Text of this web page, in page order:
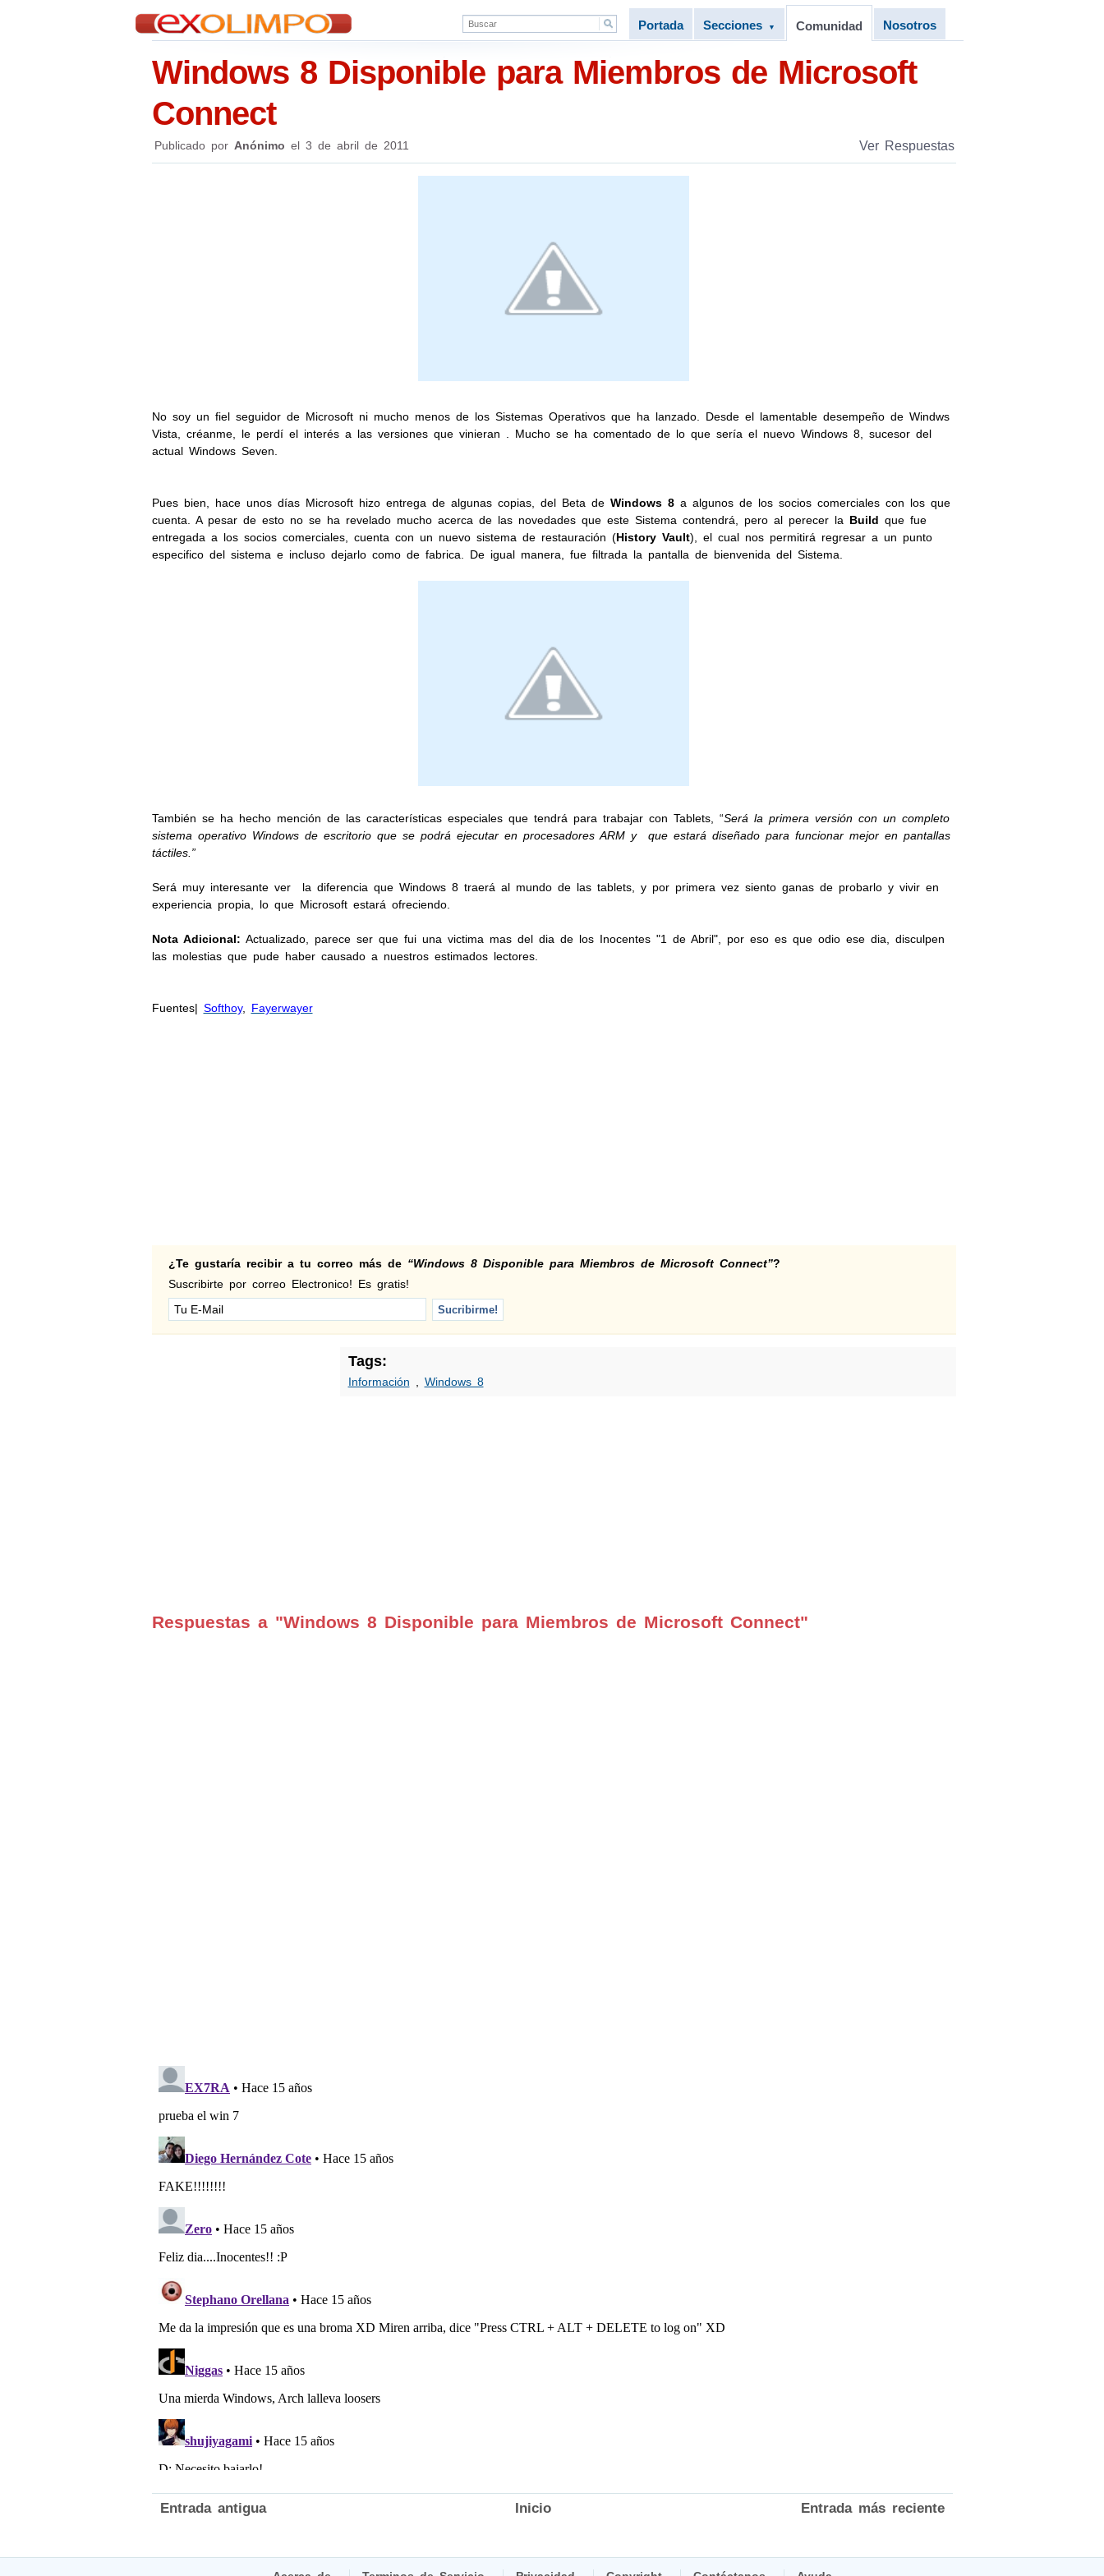
Portada Secciones ▼ Comunidad Nosotros
Windows 8 Disponible para Miembros de Microsoft
Connect
Publicado por Anónimo el 3 de abril de 2011 Ver Respuestas
No soy un fiel seguidor de Microsoft ni mucho menos de los Sistemas Operativos que ha lanzado. Desde el lamentable desempeño de Windws
Vista, créanme, le perdí el interés a las versiones que vinieran . Mucho se ha comentado de lo que sería el nuevo Windows 8, sucesor del
actual Windows Seven.
Pues bien, hace unos días Microsoft hizo entrega de algunas copias, del Beta de Windows 8a algunos de los socios comerciales con los que
cuenta. A pesar de esto no se ha revelado mucho acerca de las novedades que este Sistema contendrá, pero al perecer la Build que fue
entregada a los socios comerciales, cuenta con un nuevo sistema de restauración (History Vault), el cual nos permitirá regresar a un punto
especifico del sistema e incluso dejarlo como de fabrica. De igual manera, fue filtrada la pantalla de bienvenida del Sistema.
También se ha hecho mención de las características especiales que tendrá para trabajar con Tablets, “Será la primera versión con un completo
sistema operativo Windows de escritorio que se podrá ejecutar en procesadores ARM y que estará diseñado para funcionar mejor en pantallas
táctiles.”
Será muy interesante ver la diferencia que Windows 8 traerá al mundo de las tablets, y por primera vez siento ganas de probarlo y vivir en
experiencia propia, lo que Microsoft estará ofreciendo.
Nota Adicional: Actualizado, parece ser que fui una victima mas del dia de los Inocentes "1 de Abril", por eso es que odio ese dia, disculpen
las molestias que pude haber causado a nuestros estimados lectores.
Fuentes| Softhoy, Fayerwayer
¿Te gustaría recibir a tu correo más de “Windows 8 Disponible para Miembros de Microsoft Connect”?
Suscribirte por correo Electronico! Es gratis!
Tags:
Información Windows 8
Respuestas a "Windows 8 Disponible para Miembros de Microsoft Connect"
Entrada más reciente
Entrada antigua Inicio